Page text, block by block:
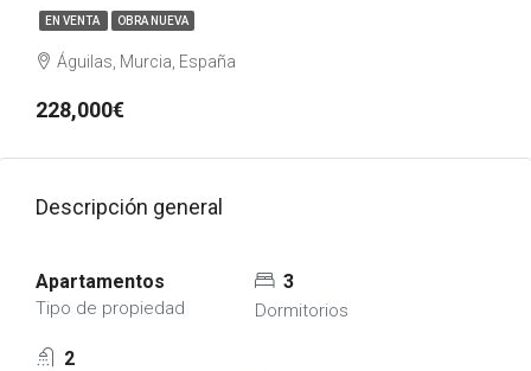
EN VENTA OBRA NUEVA
Águilas, Murcia, España
228,000€
Descripción general
Apartamentos
Tipo de propiedad
3
Dormitorios
2